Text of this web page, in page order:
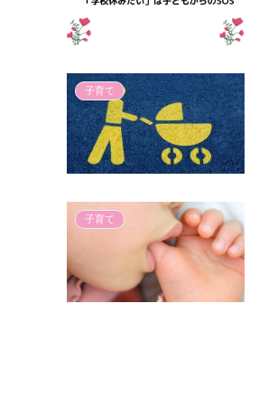
子育て
子育て